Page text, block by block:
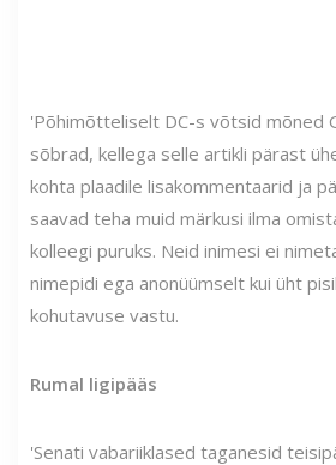
'Põhimõtteliselt DC-s võtsid mõned
sõbrad, kellega selle artikli pärast
kohta plaadile lisakommentaarid ja
saavad teha muid märkusi ilma
kolleegi puruks. Neid inimesi ei
nimepidi ega anonüümselt kui üht
kohutavuse vastu.
Rumal ligipääs
'Senati vabariiklased taganesid